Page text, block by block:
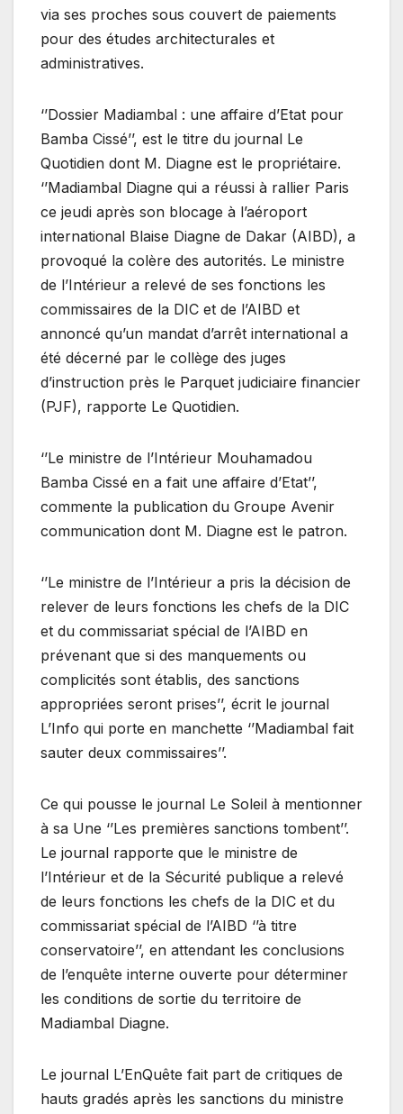
via ses proches sous couvert de paiements
pour des études architecturales et
administratives.
‘’Dossier Madiambal : une affaire d’Etat pour
Bamba Cissé’’, est le titre du journal Le
Quotidien dont M. Diagne est le propriétaire.
‘’Madiambal Diagne qui a réussi à rallier Paris
ce jeudi après son blocage à l’aéroport
international Blaise Diagne de Dakar (AIBD), a
provoqué la colère des autorités. Le ministre
de l’Intérieur a relevé de ses fonctions les
commissaires de la DIC et de l’AIBD et
annoncé qu’un mandat d’arrêt international a
été décerné par le collège des juges
d’instruction près le Parquet judiciaire financier
(PJF), rapporte Le Quotidien.
‘’Le ministre de l’Intérieur Mouhamadou
Bamba Cissé en a fait une affaire d’Etat’’,
commente la publication du Groupe Avenir
communication dont M. Diagne est le patron.
‘’Le ministre de l’Intérieur a pris la décision de
relever de leurs fonctions les chefs de la DIC
et du commissariat spécial de l’AIBD en
prévenant que si des manquements ou
complicités sont établis, des sanctions
appropriées seront prises’’, écrit le journal
L’Info qui porte en manchette ‘’Madiambal fait
sauter deux commissaires’’.
Ce qui pousse le journal Le Soleil à mentionner
à sa Une ‘’Les premières sanctions tombent’’.
Le journal rapporte que le ministre de
l’Intérieur et de la Sécurité publique a relevé
de leurs fonctions les chefs de la DIC et du
commissariat spécial de l’AIBD ‘’à titre
conservatoire’’, en attendant les conclusions
de l’enquête interne ouverte pour déterminer
les conditions de sortie du territoire de
Madiambal Diagne.
Le journal L’EnQuête fait part de critiques de
hauts gradés après les sanctions du ministre